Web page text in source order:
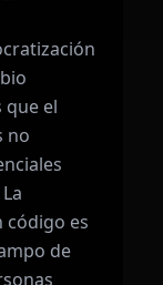
que el
no
es
de